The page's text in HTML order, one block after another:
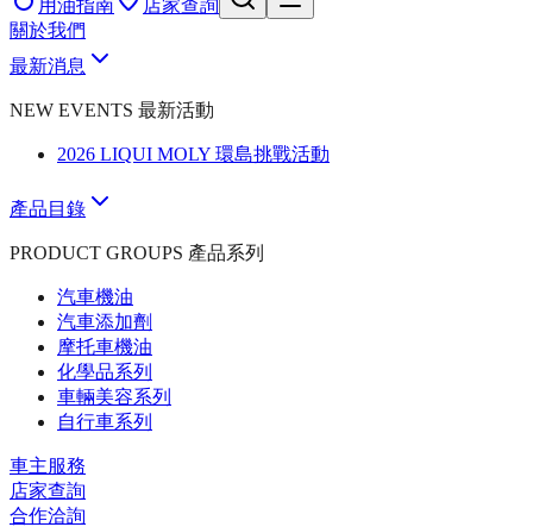
用油指南
店家查詢
關於我們
最新消息
NEW EVENTS 最新活動
2026 LIQUI MOLY 環島挑戰活動
產品目錄
PRODUCT GROUPS 產品系列
汽車機油
汽車添加劑
摩托車機油
化學品系列
車輛美容系列
自行車系列
車主服務
店家查詢
合作洽詢